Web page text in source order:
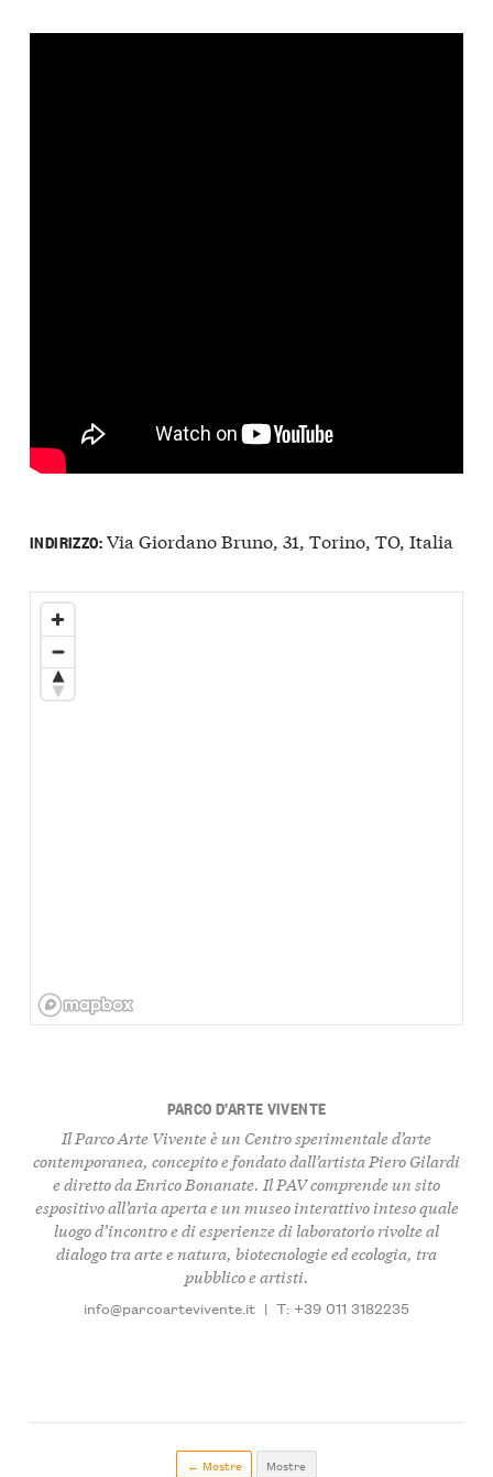
INDIRIZZO:Via Giordano Bruno, 31, Torino, TO, Italia
PARCO D’ARTE VIVENTE
Il Parco Arte Vivente è un Centro sperimentale d’arte
contemporanea, concepito e fondato dall’artista Piero Gilardi
e diretto da Enrico Bonanate. Il PAV comprende un sito
espositivo all’aria aperta e un museo interattivo inteso quale
luogo d’incontro e di esperienze di laboratorio rivolte al
dialogo tra arte e natura, biotecnologie ed ecologia, tra
pubblico e artisti.
info@parcoartevivente.it | T: +39 011 3182235
← Mostre Mostre